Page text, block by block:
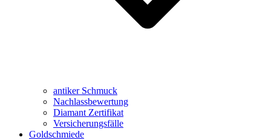
antiker Schmuck
Nachlassbewertung
Diamant Zertifikat
Versicherungsfälle
Goldschmiede